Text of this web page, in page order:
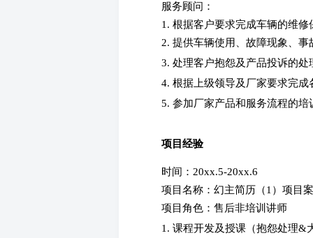
服务顾问：
1. 根据客户要求完成车辆的维
2. 提供车辆使用、故障现象、
3. 处理客户抱怨及产品投诉的处
4. 根据上级领导及厂家要求完
5. 参加厂家产品和服务流程的培
项目经验
时间：20xx.5-20xx.6
项目名称：幻主简历（1）项目
项目角色：售后非培训讲师
1. 课程开发及授课（抱怨处理&